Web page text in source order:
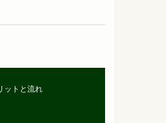
ットと流れ